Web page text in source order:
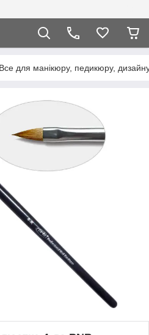
Все для манікюру, педикюру, дизайну